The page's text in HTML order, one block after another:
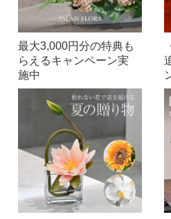
最大3,000円分の特典も
らえるキャンペーン実
施中